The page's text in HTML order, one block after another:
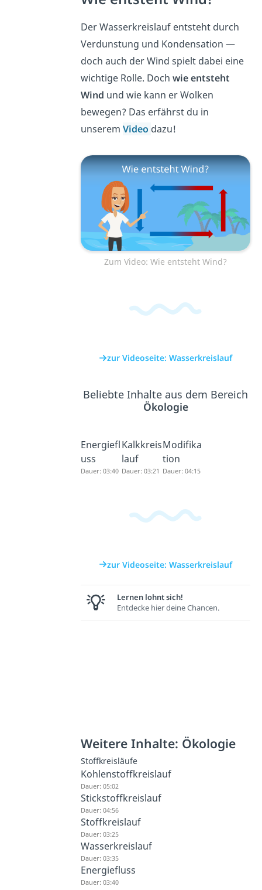
Der Wasserkreislauf entsteht durch
Verdunstung und Kondensation —
doch auch der Wind spielt dabei eine
wichtige Rolle. Dochwie entsteht
Wind und wie kann er Wolken
bewegen? Das erfährst du in
unseremVideo dazu!
Zum Video: Wie entsteht Wind?
zur Videoseite: Wasserkreislauf
Beliebte Inhalte aus dem Bereich
Ökologie
Energiefl
uss
Dauer: 03:40
Kalkkreis
lauf
Dauer: 03:21
Modifika
tion
Dauer: 04:15
zur Videoseite: Wasserkreislauf
Lernen lohnt sich!
Entdecke hier deine Chancen.
Weitere Inhalte: Ökologie
Stoffkreisläufe
Kohlenstoffkreislauf
Dauer: 05:02
Stickstoffkreislauf
Dauer: 04:56
Stoffkreislauf
Dauer: 03:25
Wasserkreislauf
Dauer: 03:35
Energiefluss
Dauer: 03:40